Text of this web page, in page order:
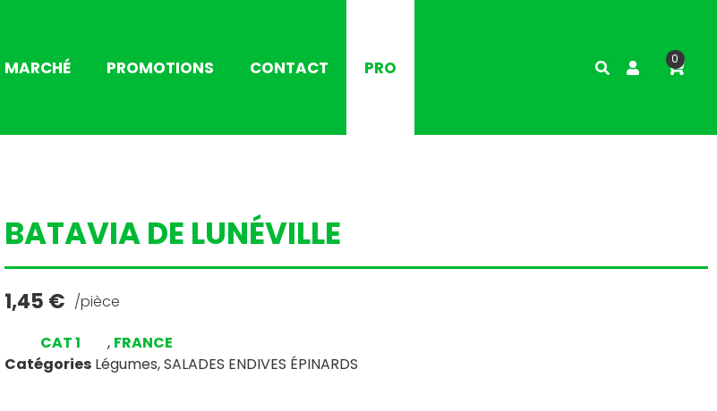
MARCHÉ PROMOTIONS CONTACT PRO 0
BATAVIA DE LUNÉVILLE
1,45 € /pièce
Catégories Légumes,SALADES ENDIVES ÉPINARDS
CAT 1 , FRANCE